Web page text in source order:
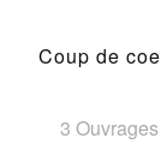
Coup de
3 Ouvrages